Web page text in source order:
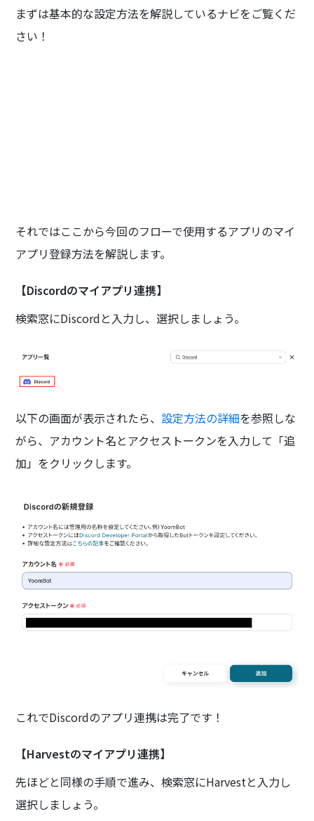
まずは基本的な設定方法を解説しているナビをご覧くだ
さい！
それではここから今回のフローで使用するアプリのマイ
アプリ登録方法を解説します。
【Discordのマイアプリ連携】
検索窓にDiscordと入力し、選択しましょう。
以下の画面が表示されたら、 設定方法の詳細を参照しな
がら、アカウント名とアクセストークンを入力して「追
加」をクリックします。
これでDiscordのアプリ連携は完了です！
【Harvestのマイアプリ連携】
先ほどと同様の手順で進み、検索窓にHarvestと入力し
選択しましょう。